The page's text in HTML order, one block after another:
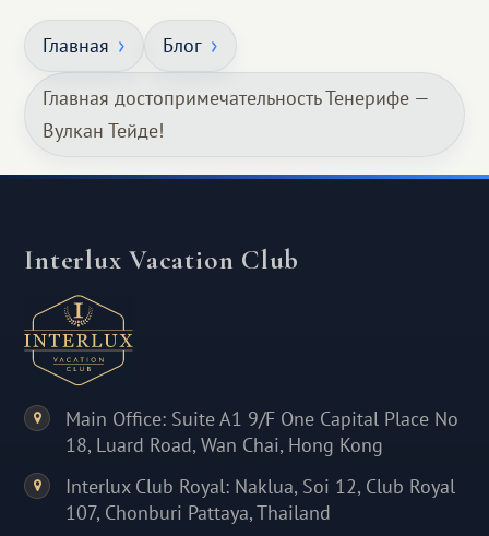
Главная Блог
Главная достопримечательность Тенерифе —
Вулкан Тейде!
Interlux Vacation Club
Main Office: Suite A1 9/F One Capital Place No
18, Luard Road, Wan Chai, Hong Kong
Interlux Club Royal: Naklua, Soi 12, Club Royal
107, Chonburi Pattaya, Thailand